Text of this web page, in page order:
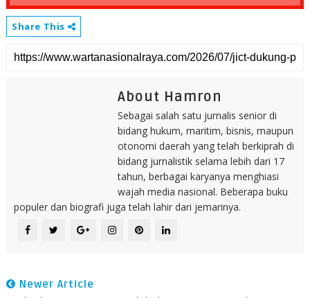
Share This
About Hamron
Sebagai salah satu jurnalis senior di
bidang hukum, maritim, bisnis, maupun
otonomi daerah yang telah berkiprah di
bidang jurnalistik selama lebih dari 17
tahun, berbagai karyanya menghiasi
wajah media nasional. Beberapa buku
populer dan biografi juga telah lahir dari jemarinya.
Newer Article